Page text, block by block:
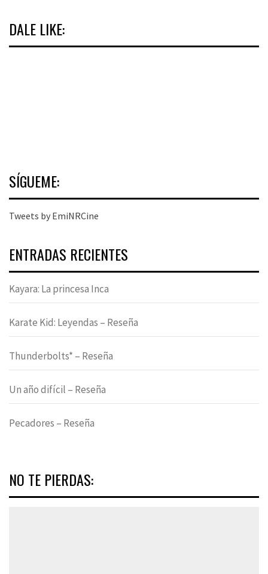
DALE LIKE:
SÍGUEME:
Tweets by EmiNRCine
ENTRADAS RECIENTES
Kayara: La princesa Inca
Karate Kid: Leyendas – Reseña
Thunderbolts* – Reseña
Un año difícil – Reseña
Pecadores – Reseña
NO TE PIERDAS: